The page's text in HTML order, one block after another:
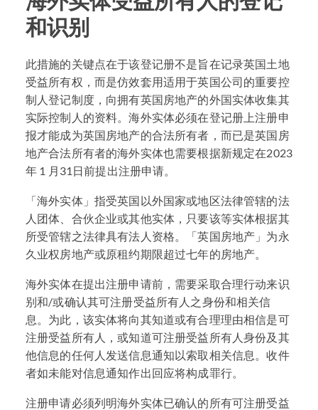
和识别
此措施的关键点在于该登记册不是旨在记录英国土地
受益所有权，而是仿效套用适用于英国公司的重要控
制人登记制度，向拥有英国房地产的外国实体收集其
实际控制人的资料。海外实体必须在登记册上注册申
报才能成为英国房地产的合法所有者，而已是英国房
地产合法所有者的海外实体也需要根据新规定在2023
年 1 月31日前提出注册申请。
「海外实体」指受英国以外国家或地区法律管辖的法
人团体、合伙企业或其他实体，只要该等实体根据其
所受管辖之法律具有法人资格。「英国房地产」为永
久业权房地产或原租约期限超过七年的房地产。
海外实体在提出注册申请前，需要采取合理行动来识
别和/或确认其可注册受益所有人之身份和相关信
息。为此，该实体将向其知道或有合理理由相信是可
注册受益所有人，或知道可注册受益所有人身份及其
他信息的任何人发送信息通知以索取相关信息。收件
者如未能对信息通知作出回应将构成罪行。
注册申请必须列明海外实体已确认的所有可注册受益